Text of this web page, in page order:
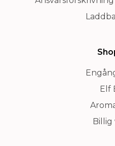
Elf
Billig